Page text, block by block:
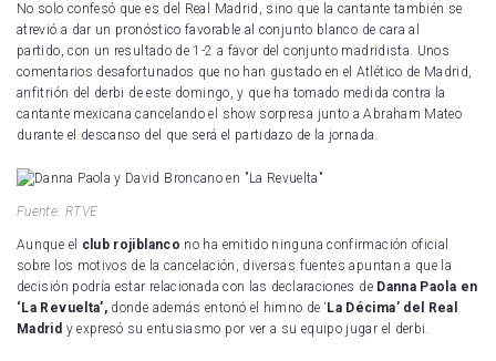
No solo confesó que es del Real Madrid, sino que la cantante también se
atrevió a dar un pronóstico favorable al conjunto blanco de cara al
partido, con un resultado de 1-2 a favor del conjunto madridista. Unos
comentarios desafortunados que no han gustado en el Atlético de Madrid,
anfitrión del derbi de este domingo, y que ha tomado medida contra la
cantante mexicana cancelando el show sorpresa junto a Abraham Mateo
durante el descanso del que será el partidazo de la jornada.
Fuente: RTVE
Aunque el club rojiblanco no ha emitido ninguna confirmación oficial
sobre los motivos de la cancelación, diversas fuentes apuntan a que la
decisión podría estar relacionada con las declaraciones deDanna Paola en
‘La Revuelta’, donde además entonó el himno de ‘ La Décima’ del Real
Madrid y expresó su entusiasmo por ver a su equipo jugar el derbi.